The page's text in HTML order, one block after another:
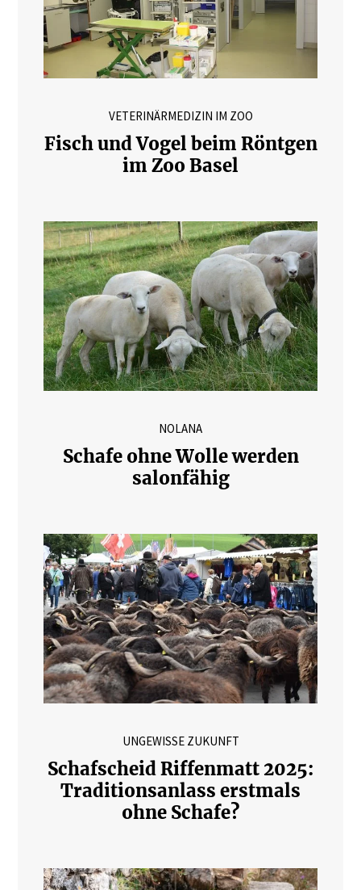
VETERINÄRMEDIZIN IM ZOO
Fisch und Vogel beim Röntgen
im Zoo Basel
NOLANA
Schafe ohne Wolle werden
salonfähig
UNGEWISSE ZUKUNFT
Schafscheid Riffenmatt 2025:
Traditionsanlass erstmals
ohne Schafe?